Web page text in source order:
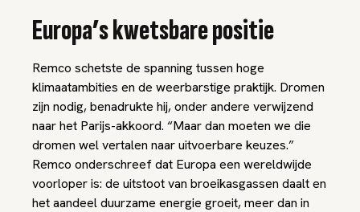
Europa’s kwetsbare positie
Remco schetste de spanning tussen hoge
klimaatambities en de weerbarstige praktijk. Dromen
zijn nodig, benadrukte hij, onder andere verwijzend
naar het Parijs-akkoord. “Maar dan moeten we die
dromen wel vertalen naar uitvoerbare keuzes.”
Remco onderschreef dat Europa een wereldwijde
voorloper is: de uitstoot van broeikasgassen daalt en
het aandeel duurzame energie groeit, meer dan in